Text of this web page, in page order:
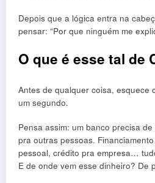
Depois que a lógica entra na
pensar: “Por que ninguém me
O que é esse tal de
Antes de qualquer coisa, esquece
um segundo.
Pensa assim: um banco precisa
pra outras pessoas.
pessoal, crédito pra empresa…
E de onde vem esse dinheiro? De